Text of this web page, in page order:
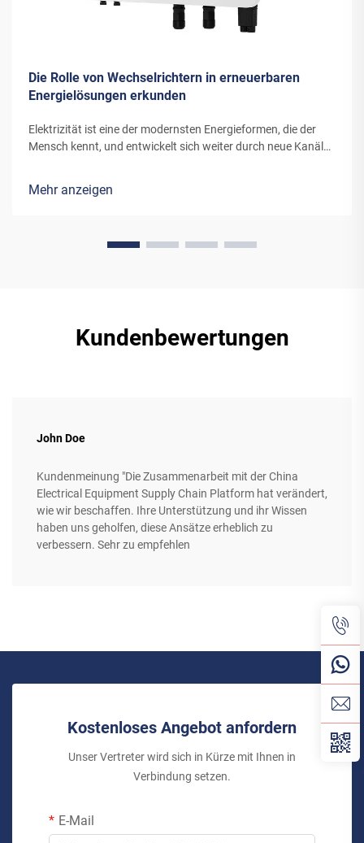
Die Rolle von Wechselrichtern in erneuerbaren
Energielösungen erkunden
Elektrizität ist eine der modernsten Energieformen, die der
Mensch kennt, und entwickelt sich weiter durch neue Kanäle
Ausrüstung...
Mehr anzeigen
Kundenbewertungen
John Doe
Kundenmeinung "Die Zusammenarbeit mit der China
Electrical Equipment Supply Chain Platform hat verändert,
wie wir beschaffen. Ihre Unterstützung und ihr Wissen
haben uns geholfen, diese Ansätze erheblich zu
verbessern. Sehr zu empfehlen
Kostenloses Angebot anfordern
Unser Vertreter wird sich in Kürze mit Ihnen in
Verbindung setzen.
E-Mail